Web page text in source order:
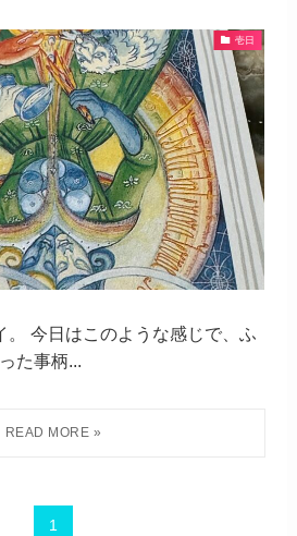
壱日
。 今日はこのような感じで、ふ
た事柄...
1